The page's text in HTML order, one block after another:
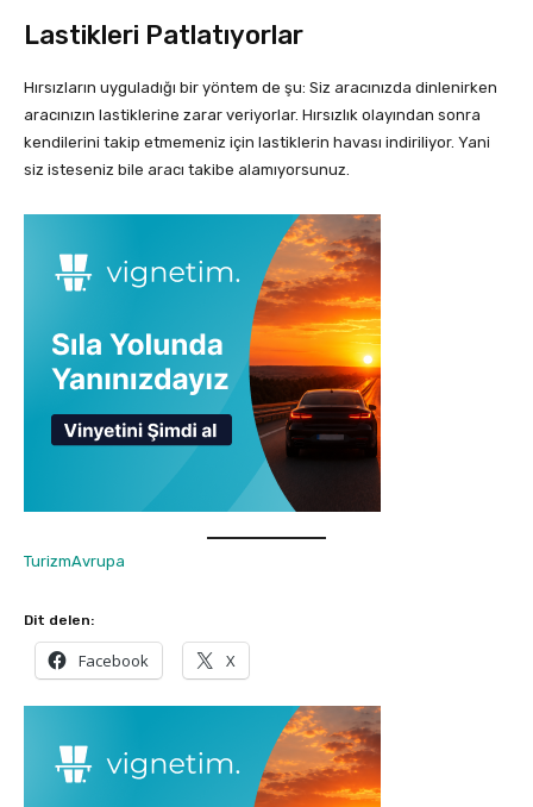
Lastikleri Patlatıyorlar
Hırsızların uyguladığı bir yöntem de şu: Siz aracınızda dinlenirken
aracınızın lastiklerine zarar veriyorlar. Hırsızlık olayından sonra
kendilerini takip etmemeniz için lastiklerin havası indiriliyor. Yani
siz isteseniz bile aracı takibe alamıyorsunuz.
TurizmAvrupa
Dit delen:
Facebook X